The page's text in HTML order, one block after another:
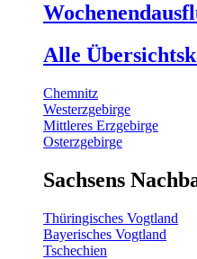
Alle
Chemnitz
Westerzgebirge
Mittleres Erzgebirge
Osterzgebirge
Sachsens
Thüringisches Vogtland
Bayerisches Vogtland
Tschechien